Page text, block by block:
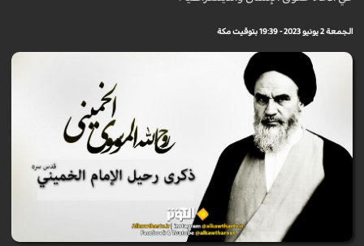
الجمعة 2 يونيو 2023 - 19:39 بتوقيت مكة